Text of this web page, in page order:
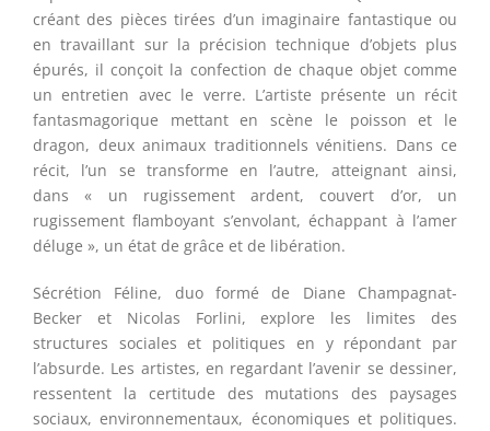
créant des pièces tirées d’un imaginaire fantastique ou
en travaillant sur la précision technique d’objets plus
épurés, il conçoit la confection de chaque objet comme
un entretien avec le verre. L’artiste présente un récit
fantasmagorique mettant en scène le poisson et le
dragon, deux animaux traditionnels vénitiens. Dans ce
récit, l’un se transforme en l’autre, atteignant ainsi,
dans « un rugissement ardent, couvert d’or, un
rugissement flamboyant s’envolant, échappant à l’amer
déluge », un état de grâce et de libération.
Sécrétion Féline, duo formé de Diane Champagnat-
Becker et Nicolas Forlini, explore les limites des
structures sociales et politiques en y répondant par
l’absurde. Les artistes, en regardant l’avenir se dessiner,
ressentent la certitude des mutations des paysages
sociaux, environnementaux, économiques et politiques.